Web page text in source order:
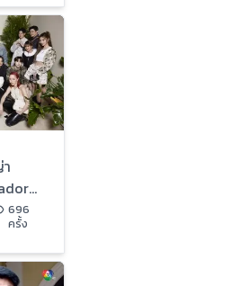
ร่วม
สโตร์
696
ครั้ง